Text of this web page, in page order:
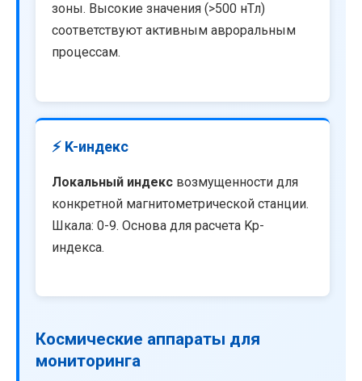
зоны. Высокие значения (>500 нТл)
соответствуют активным авроральным
процессам.
⚡ K-индекс
Локальный индекс возмущенности для
конкретной магнитометрической станции.
Шкала: 0-9. Основа для расчета Kp-
индекса.
Космические аппараты для
мониторинга